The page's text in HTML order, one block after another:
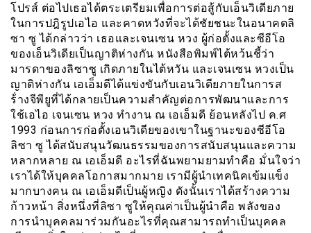
โปรส์ ต่อไปเธอได้ตระเตรียมเพื่อการต่อสู้กับเอ็นวิเดียภาย
ในการปฎิรูปเอไอ และคาดหวังที่จะได้ชัยชนะในอนาคตลิ
ซา ซู ได้กล่าวว่า เธอและเจนเซน หวง ผู้ก่อตั้งและซีอีโอ
ของเอ็นวิเดียเป็นญาติห่างกัน หนังสือพิมพ์ไต้หว้นชี้ว่า
มารดาของลิซาซู เกิดภายในไต้หวัน และเจนเซน หวงเป็น
ญาติห่างกัน เอเอ็มดีได้แข่งขันกับเอนวิเดียภายในการส
ร้่างจีพียูที่ได้กลายเป็นความสำคัญต่อการพัฒนาและการ
ใช้เอไอ เจนเซน หวง ทำงาน ณ เอเอ็มดี ย้อนหลังไป ค.ศ
1993 ก่อนการก่อตั้งเอนวิเดียของเขาในฐานะของซีอีโอ
ลิซา ซู ได้สนับสนุนวัฒนธรรมของการสนับสนุนและความ
หลากหลาย ณ เอเอ็มดี อะไรที่ฉันพยามยามทำคือ มั่นใจว่า
เราได้ให้บุคคลโอกาสมากมาย เรามีผู้นำเทคนิคเข้มแข็ง
มากบางคน ณ เอเอ็มดีเป็นผู้หญิง ดังนั้นเราได้สร้างความ
ก้าวหน้า สิ่งหนึ่งที่ลิซา ซูให้คุณค่าเป็นผู้นำคือ พลังของ
การนำบุคคลมาร่วมกันอะไรที่คุณสามารถทำเป็นบุคคล